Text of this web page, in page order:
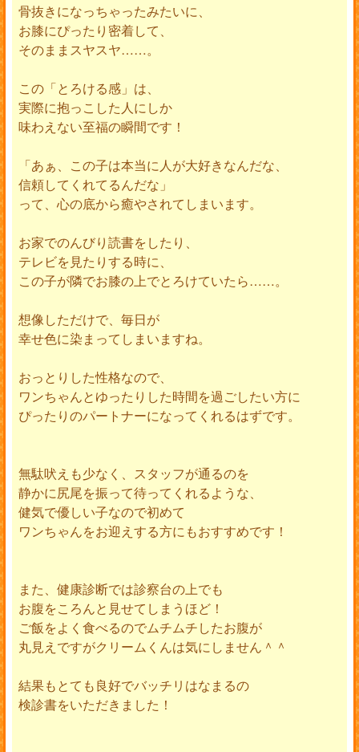
骨抜きになっちゃったみたいに、
お膝にぴったり密着して、
そのままスヤスヤ……。
この「とろける感」は、
実際に抱っこした人にしか
味わえない至福の瞬間です！
「あぁ、この子は本当に人が大好きなんだな、
信頼してくれてるんだな」
って、心の底から癒やされてしまいます。
お家でのんびり読書をしたり、
テレビを見たりする時に、
この子が隣でお膝の上でとろけていたら……。
想像しただけで、毎日が
幸せ色に染まってしまいますね。
おっとりした性格なので、
ワンちゃんとゆったりした時間を過ごしたい方に
ぴったりのパートナーになってくれるはずです。
無駄吠えも少なく、スタッフが通るのを
静かに尻尾を振って待ってくれるような、
健気で優しい子なので初めて
ワンちゃんをお迎えする方にもおすすめです！
また、健康診断では診察台の上でも
お腹をころんと見せてしまうほど！
ご飯をよく食べるのでムチムチしたお腹が
丸見えですがクリームくんは気にしません＾＾
結果もとても良好でバッチリはなまるの
検診書をいただきました！